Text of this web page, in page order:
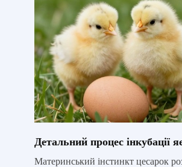
Детальний процес інкубації
Материнський інстинкт цесарок